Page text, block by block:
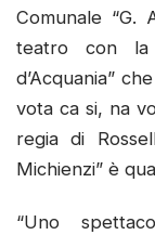
Comunale “G.
teatro con la
d’Acquania”
vota ca si, na
regia di
Michienzi” è
“Uno